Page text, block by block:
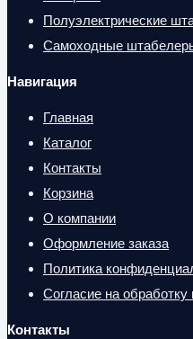
Полуэлектрические
Самоходные
Навигация
Главная
Каталог
Контакты
Корзина
О компании
Оформление заказа
Политика
Согласие на
Контакты